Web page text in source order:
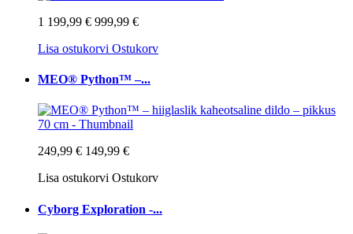
1 199,99 € 999,99 €
Lisa ostukorvi Ostukorv
MEO® Python™ –...
249,99 € 149,99 €
Lisa ostukorvi Ostukorv
Cyborg Exploration -...